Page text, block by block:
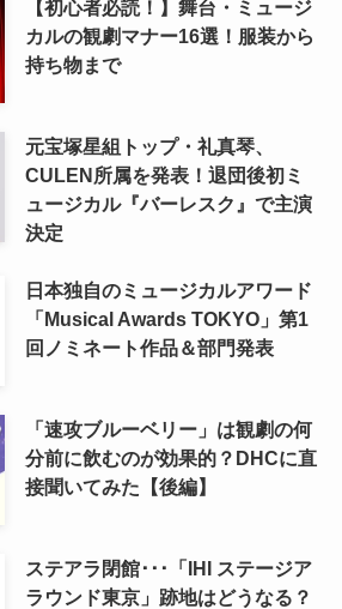
【初心者必読！】舞台・ミュージ
カルの観劇マナー16選！服装から
持ち物まで
元宝塚星組トップ・礼真琴、
CULEN所属を発表！退団後初ミ
ュージカル『バーレスク』で主演
決定
日本独自のミュージカルアワード
「Musical Awards TOKYO」第1
回ノミネート作品＆部門発表
「速攻ブルーベリー」は観劇の何
分前に飲むのが効果的？DHCに直
接聞いてみた【後編】
ステアラ閉館･･･「IHI ステージア
ラウンド東京」跡地はどうなる？